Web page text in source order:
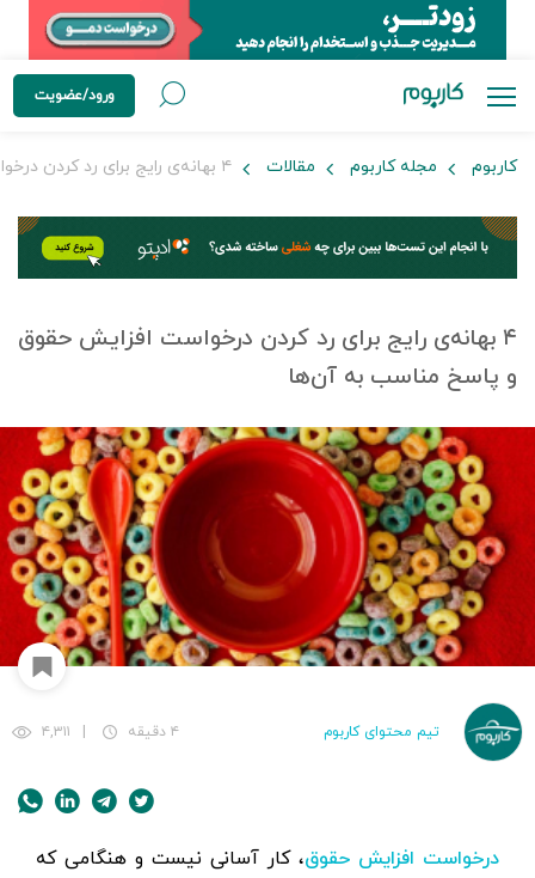
ورود/عضویت
کاربوم مجله کاربوم مقالات
۴ بهانه‌ی رایج برای رد کردن درخواست افزایش حقوق
و پاسخ مناسب به آن‌ها
تیم محتوای کاربوم ۴ دقیقه ۴,۳۱۱
درخواست افزایش حقوق، کار آسانی نیست و هنگامی که